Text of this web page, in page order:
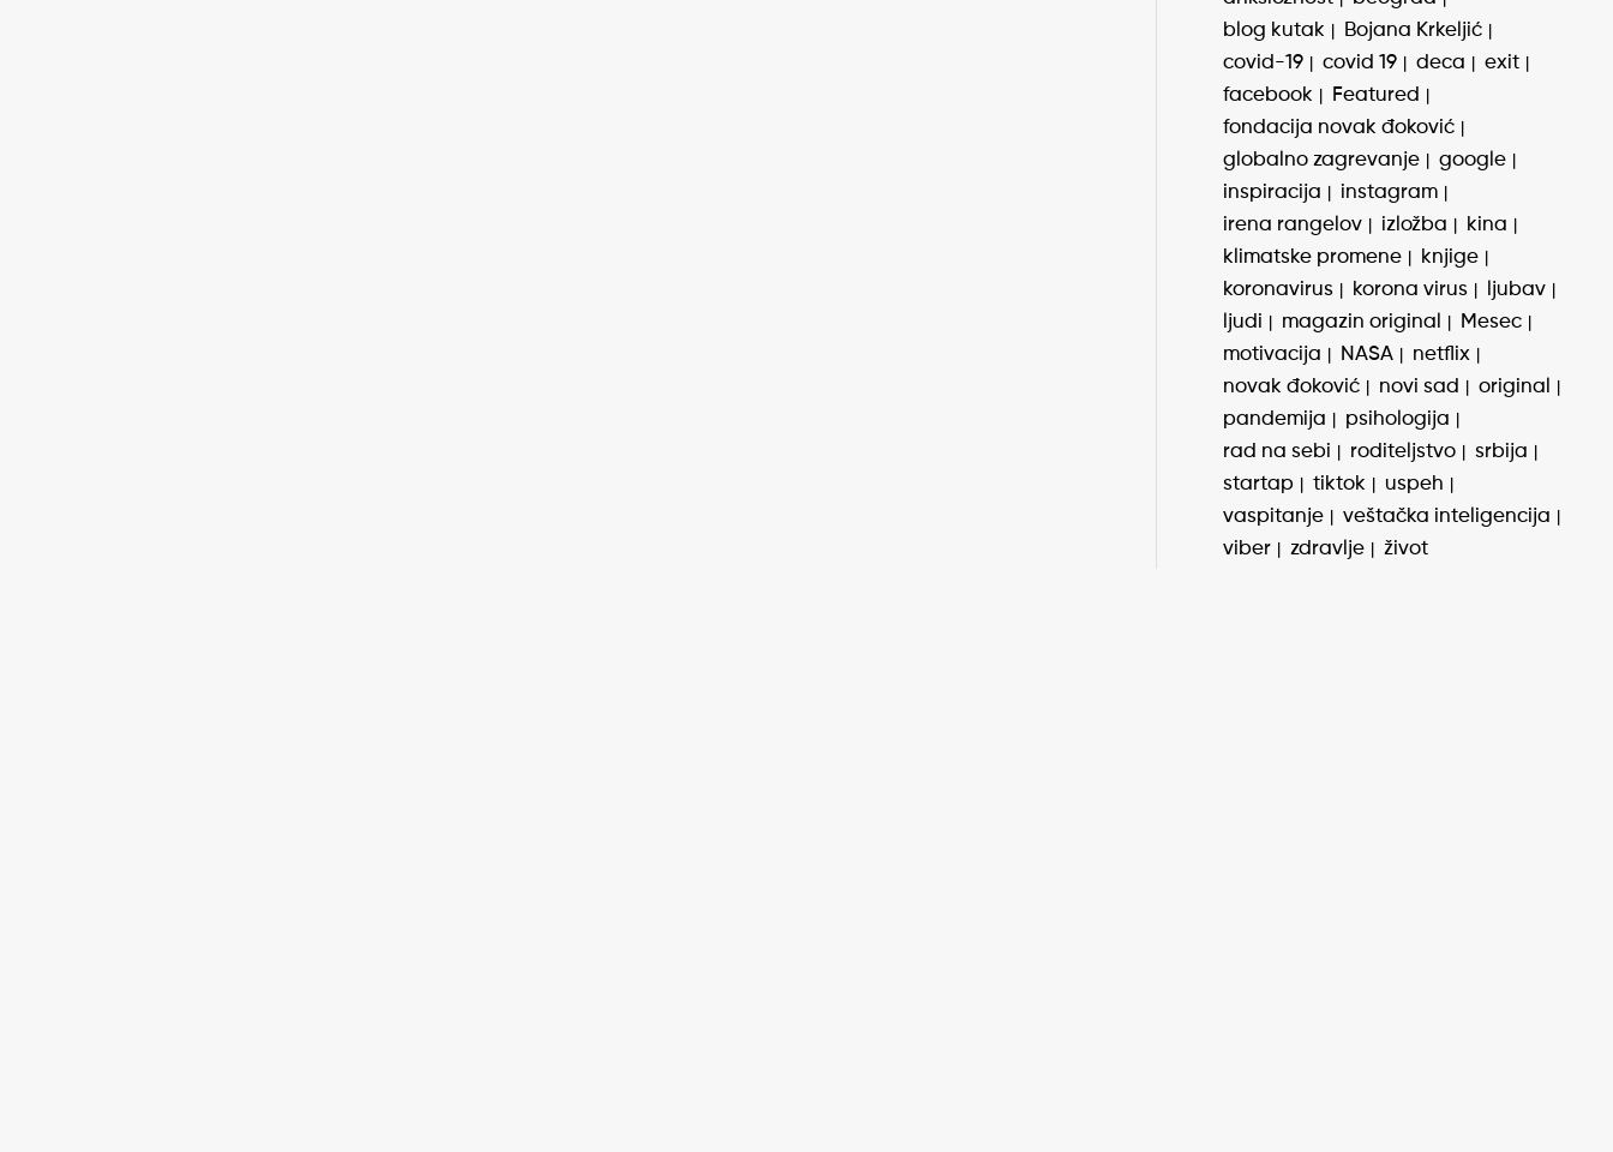
blog kutak
Bojana Krkeljić
covid-19
covid 19 deca
exit
facebook
Featured
fondacija novak đoković
globalno zagrevanje
google
inspiracija
instagram
irena rangelov
izložba
kina
klimatske promene
knjige
koronavirus
korona virus
ljubav
ljudi
magazin original
Mesec
motivacija
NASA
netflix
novak đoković
novi sad
original
pandemija
psihologija
rad na sebi
roditeljstvo
srbija
startap
tiktok
uspeh
vaspitanje
veštačka inteligencija
viber
zdravlje život